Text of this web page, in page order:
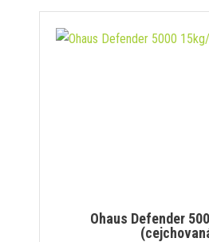
Ohaus Defender